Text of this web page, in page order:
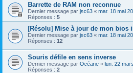
Barrette de RAM non reconnue
Dernier message par jsc63 « mar. 18 mai
Réponses : 5
[Résolu] Mise à jour de mon bios
Dernier message par jsc63 « mar. 18 mai
Réponses : 12
Souris défile en sens inverse
Dernier message par Océane « lun. 22
Réponses : 2